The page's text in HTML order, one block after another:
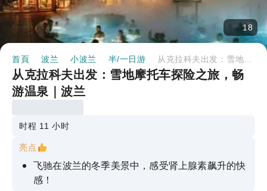
18
首頁 波兰 小波兰 半/一日游
从克拉科夫出发：雪地摩托车探险之旅，畅
游温泉｜波兰
时程 11 小时
亮点
飞驰在波兰的冬季美景中，感受肾上腺素飙升的快
感！